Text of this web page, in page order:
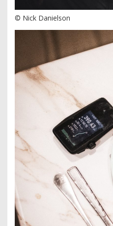
© Nick Danielson